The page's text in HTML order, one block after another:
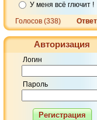
У меня всё глючит !
Голосов (338)
Авторизация
Логин
Пароль
Регистрация